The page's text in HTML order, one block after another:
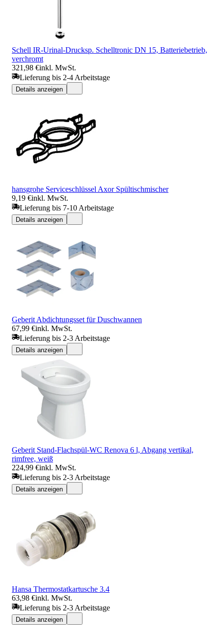
Schell IR-Urinal-Drucksp. Schelltronic DN 15, Batteriebetrieb,
verchromt
321,98 €inkl. MwSt.
Lieferung bis 2-4 Arbeitstage
Details anzeigen
hansgrohe Serviceschlüssel Axor Spültischmischer
9,19 €inkl. MwSt.
Lieferung bis 7-10 Arbeitstage
Details anzeigen
Geberit Abdichtungsset für Duschwannen
67,99 €inkl. MwSt.
Lieferung bis 2-3 Arbeitstage
Details anzeigen
Geberit Stand-Flachspül-WC Renova 6 l, Abgang vertikal,
rimfree, weiß
224,99 €inkl. MwSt.
Lieferung bis 2-3 Arbeitstage
Details anzeigen
Hansa Thermostatkartusche 3.4
63,98 €inkl. MwSt.
Lieferung bis 2-3 Arbeitstage
Details anzeigen